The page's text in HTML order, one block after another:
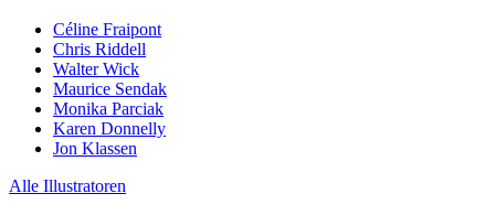
Céline Fraipont
Chris Riddell
Walter Wick
Maurice Sendak
Monika Parciak
Karen Donnelly
Jon Klassen
Alle Illustratoren